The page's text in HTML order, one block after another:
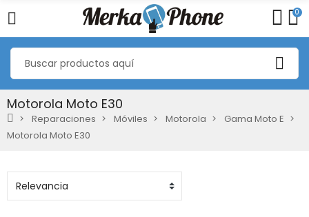
0
Motorola Moto E30
Reparaciones Móviles Motorola
Gama Moto E
Motorola Moto E30